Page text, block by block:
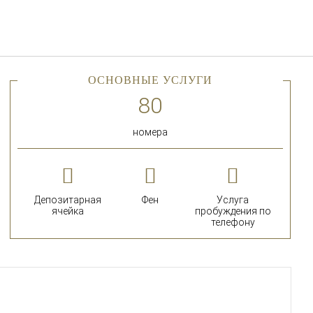
ОСНОВНЫЕ УСЛУГИ
номера
Депозитарная
ячейка
Фен
Услуга
пробуждения по
телефону